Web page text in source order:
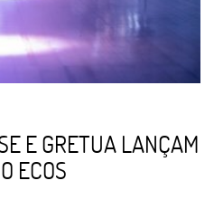
E GRETUA LANÇAM
ECOS